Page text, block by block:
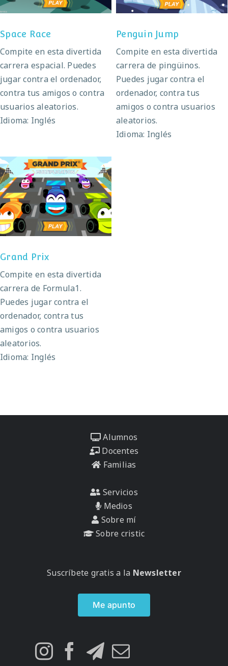
Space Race
Compite en esta divertida
carrera espacial. Puedes
jugar contra el ordenador,
contra tus amigos o contra
usuarios aleatorios.
Idioma: Inglés
Penguin Jump
Compite en esta divertida
carrera de pingüinos.
Puedes jugar contra el
ordenador, contra tus
amigos o contra usuarios
aleatorios.
Idioma: Inglés
Grand Prix
Grand Prix
Compite en esta divertida
carrera de Formula1.
Puedes jugar contra el
ordenador, contra tus
amigos o contra usuarios
aleatorios.
Idioma: Inglés
Alumnos
Docentes
Familias
Servicios
Medios
Sobre mí
Sobre cristic
Suscríbete gratis a la Newsletter
Me apunto